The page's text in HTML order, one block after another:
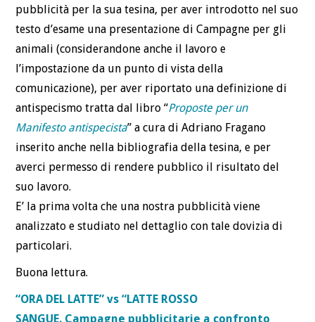
pubblicità per la sua tesina, per aver introdotto nel suo
testo d’esame una presentazione di Campagne per gli
animali (considerandone anche il lavoro e
l’impostazione da un punto di vista della
comunicazione), per aver riportato una definizione di
antispecismo tratta dal libro “Proposte per un
Manifesto antispecista” a cura di Adriano Fragano
inserito anche nella bibliografia della tesina, e per
averci permesso di rendere pubblico il risultato del
suo lavoro.
E’ la prima volta che una nostra pubblicità viene
analizzato e studiato nel dettaglio con tale dovizia di
particolari.
Buona lettura.
“ORA DEL LATTE” vs “LATTE ROSSO
SANGUE. Campagne pubblicitarie a confronto